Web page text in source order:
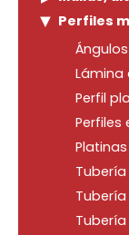
Perfiles
Ángulos
Perfil
Perfiles
Platinas